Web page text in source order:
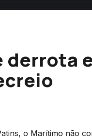
o Marítimo não